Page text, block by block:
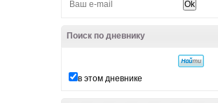
Поиск по дневнику
в этом дневнике